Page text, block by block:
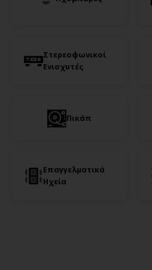
Στερεοφωνικοί
Ενισχυτές
Πικάπ
Επαγγελματικά
Ηχεία